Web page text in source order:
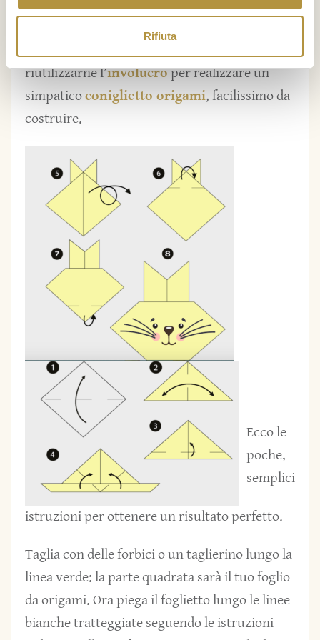
Rifiuta
riutilizzarne l’involucroper realizzare un
simpaticoconiglietto origami, facilissimo da
costruire.
Ecco le
poche,
semplici
istruzioni per ottenere un risultato perfetto.
Taglia con delle forbici o un taglierino lungo la
linea verde: la parte quadrata sarà il tuo foglio
da origami. Ora piega il foglietto lungo le linee
bianche tratteggiate seguendo le istruzioni